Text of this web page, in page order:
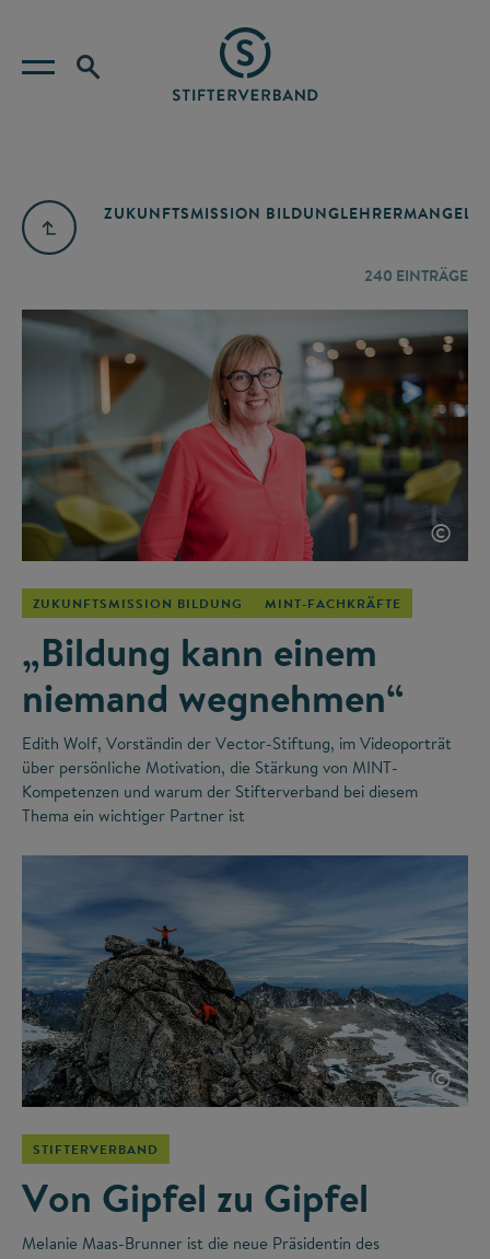
ZUKUNFTSMISSION BILDUNGLEHRERMANGEL
240 EINTRÄGE
©
ZUKUNFTSMISSION BILDUNG MINT-FACHKRÄFTE
„Bildung kann einem
niemand wegnehmen“
Edith Wolf, Vorständin der Vector-Stiftung, im Videoporträt
über persönliche Motivation, die Stärkung von MINT-
Kompetenzen und warum der Stifterverband bei diesem
Thema ein wichtiger Partner ist
©
STIFTERVERBAND
Von Gipfel zu Gipfel
Melanie Maas-Brunner ist die neue Präsidentin des